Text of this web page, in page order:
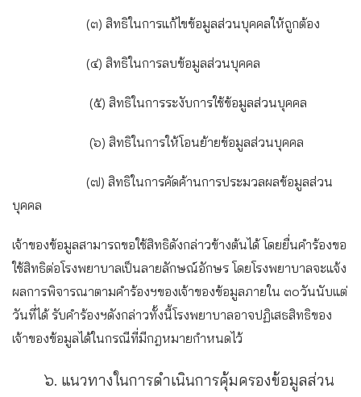
(๓) สิทธิในการแก้ไขข้อมูลส่วนบุคคลให้ถูกต้อง
(๔) สิทธิในการลบข้อมูลส่วนบุคคล
(๕) สิทธิในการระงับการใช้ข้อมูลส่วนบุคคล
(๖) สิทธิในการให้โอนย้ายข้อมูลส่วนบุคคล
(๗) สิทธิในการคัดค้านการประมวลผลข้อมูลส่วน
บุคคล
เจ้าของข้อมูลสามารถขอใช้สิทธิดังกล่าวข้างต้นได้ โดยยื่นคำร้องขอ
ใช้สิทธิต่อโรงพยาบาลเป็นลายลักษณ์อักษร โดยโรงพยาบาลจะแจ้ง
ผลการพิจารณาตามคำร้องฯของเจ้าของข้อมูลภายใน ๓๐วันนับแต่
วันที่ได้ รับคำร้องฯดังกล่าวทั้งนี้โรงพยาบาลอาจปฏิเสธสิทธิของ
เจ้าของข้อมูลได้ในกรณีที่มีกฎหมายกำหนดไว้
๖. แนวทางในการดำเนินการคุ้มครองข้อมูลส่วน